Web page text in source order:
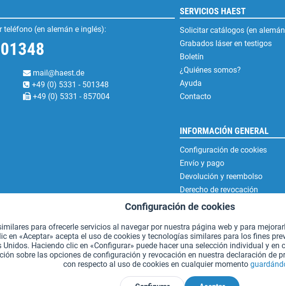
(en alemán e inglés):
mail@haest.de
+49 (0) 5331 - 501348
+49 (0) 5331 - 857004
SERVICIOS HAEST
Solicitar catálogos (en
Grabados láser en testigos
Boletín
¿Quiénes somos?
Ayuda
Contacto
INFORMACIÓN GENERAL
Configuración de cookies
Envío y pago
Devolución y reembolso
Derecho de revocación
Protección de datos
Aviso legal
*Todos los precios incluyen IVA. Se añaden los gastos de envío.
Configuración de cookies
para ofrecerle servicios al navegar por nuestra página web y para
en «Aceptar» acepta el uso de cookies y tecnologías similares para los fines
Haciendo clic en «Configurar» puede hacer una selección individual y
sobre las opciones de configuración y revocación en nuestra declaración de
con respecto al uso de cookies en cualquier momento